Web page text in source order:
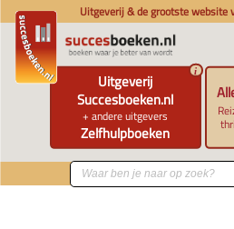
Uitgeverij & de grootste website
Uitgeverij
Succesboeken.nl
+ andere uitgevers
Zelfhulpboeken
i